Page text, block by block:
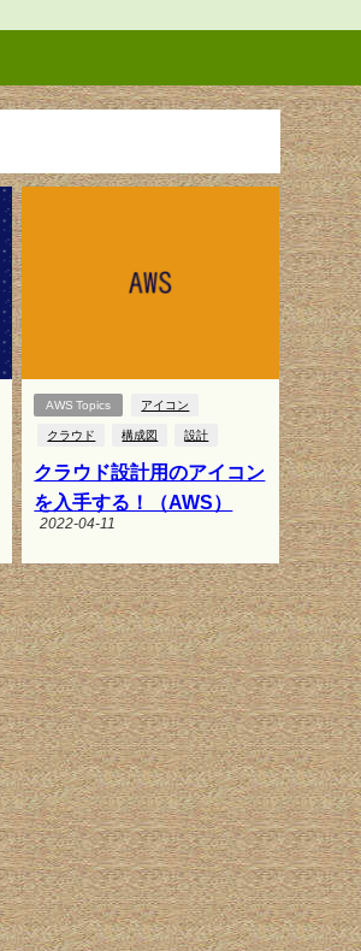
AWS Topics アイコン
クラウド 構成図 設計
クラウド設計用のアイコン
を入手する！（AWS）
2022-04-11